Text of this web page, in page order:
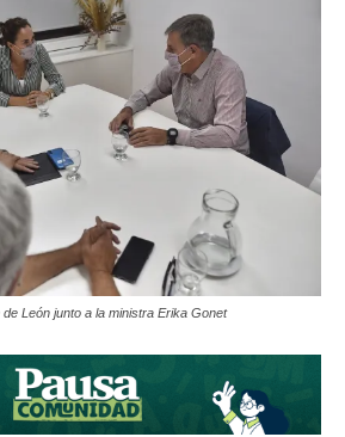
León junto a la ministra Erika Gonet